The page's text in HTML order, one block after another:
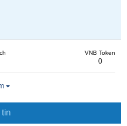
VNB Token
0
tin